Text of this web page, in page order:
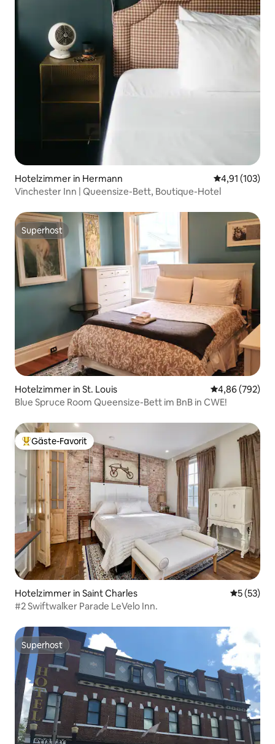
Hotelzimmer in Hermann
4,91 (103)
Vinchester Inn | Queensize-Bett, Boutique-Hotel
Superhost
Superhost
Hotelzimmer in St. Louis
4,86 (792)
Blue Spruce Room Queensize-Bett im BnB in CWE!
Beliebter Gäste-Favorit.
Gäste-Favorit
Hotelzimmer in Saint Charles
5 (53)
#2 Swiftwalker Parade LeVelo Inn.
Superhost
Superhost